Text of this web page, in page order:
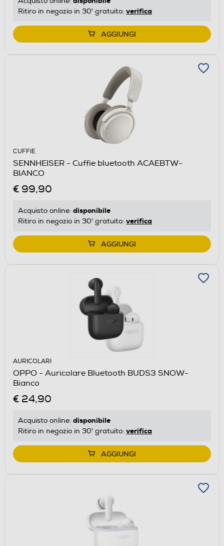
Ritiro in negozio in 30' gratuito: verifica
AGGIUNGI
CUFFIE
SENNHEISER - Cuffie bluetooth ACAEBTW-
BIANCO
€ 99,90
Acquisto online: disponibile
Ritiro in negozio in 30' gratuito: verifica
AGGIUNGI
AURICOLARI
OPPO - Auricolare Bluetooth BUDS3 SNOW-
Bianco
€ 24,90
Acquisto online: disponibile
Ritiro in negozio in 30' gratuito: verifica
AGGIUNGI